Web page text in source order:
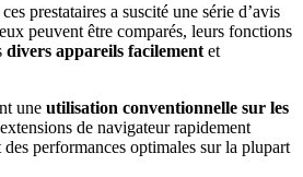
prestataires a suscité une série d’avis
peuvent être comparés, leurs fonctions
divers appareils facilement et
une utilisation conventionnelle sur les
de navigateur rapidement
performances optimales sur la plupart